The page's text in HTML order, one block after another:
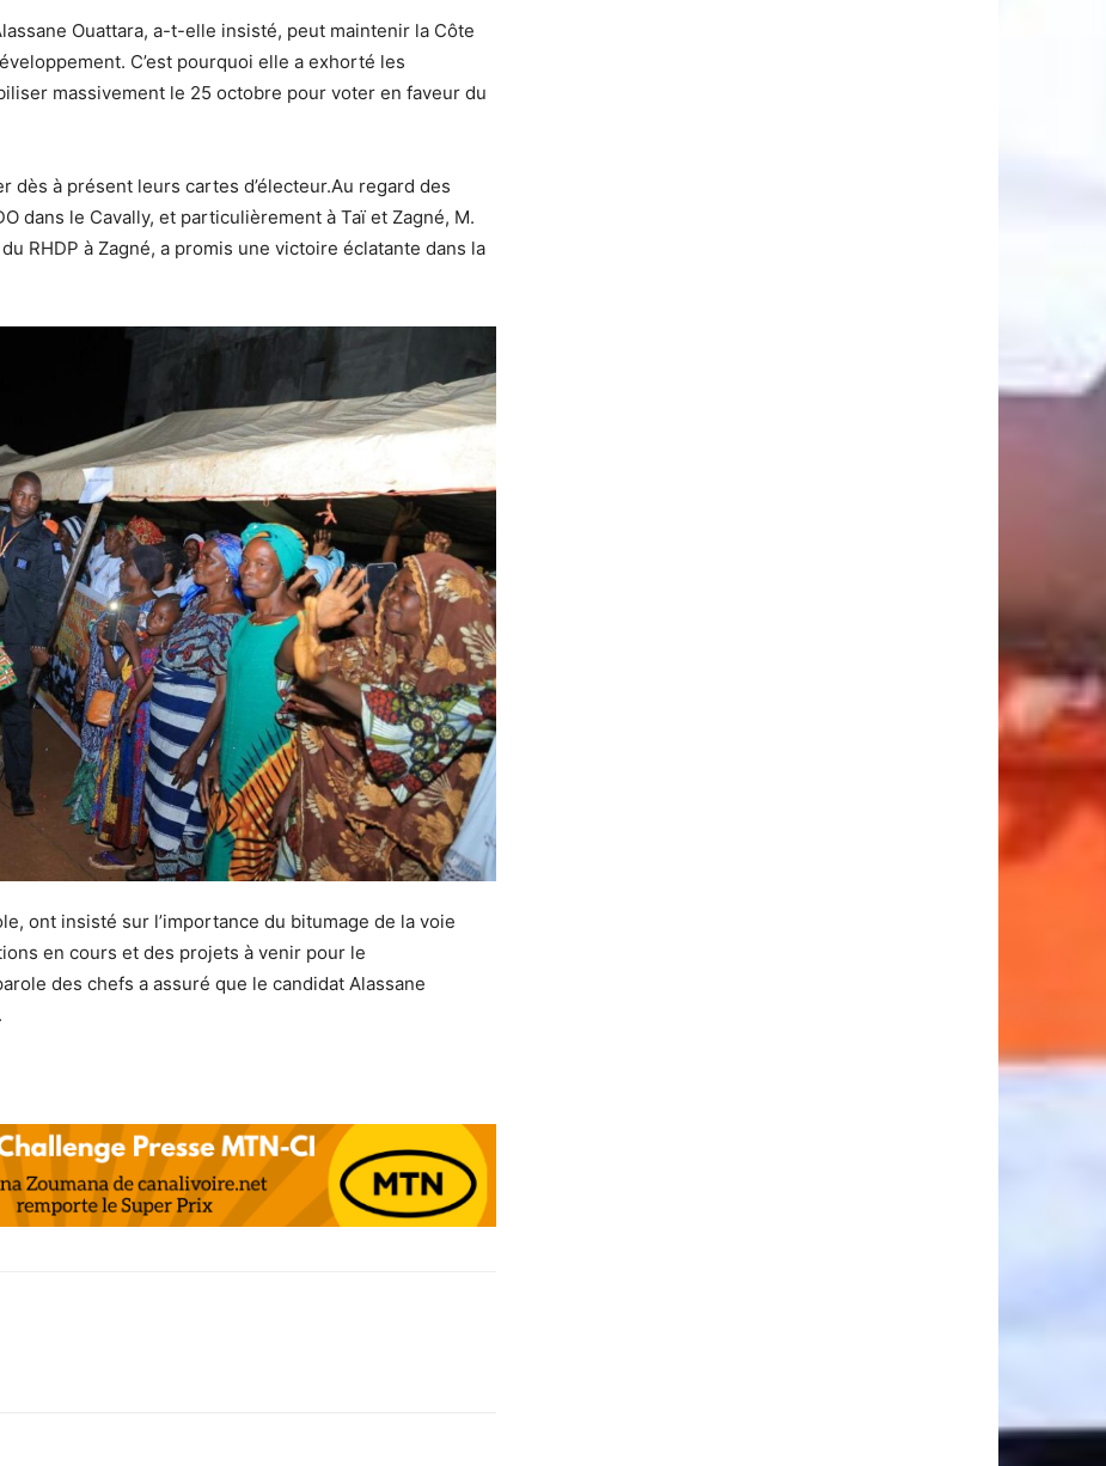
Ouattara, a-t-elle insisté, peut maintenir la Côte
C’est pourquoi elle a exhorté les
massivement le 25 octobre pour voter en faveur du
dès à présent leurs cartes d’électeur.Au regard des
dans le Cavally, et particulièrement à Taï et Zagné, M.
RHDP à Zagné, a promis une victoire éclatante dans la
ont insisté sur l’importance du bitumage de la voie
en cours et des projets à venir pour le
des chefs a assuré que le candidat Alassane